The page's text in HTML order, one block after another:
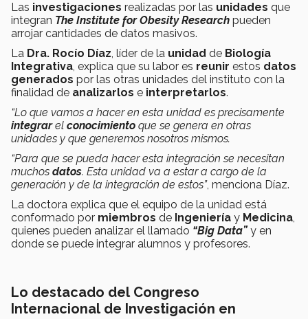
Las investigaciones realizadas por las unidades que
integran The Institute for Obesity Research pueden
arrojar cantidades de datos masivos.
La Dra. Rocío Díaz, líder de la unidad de Biología
Integrativa, explica que su labor es reunir estos datos
generados por las otras unidades del instituto con la
finalidad de analizarlos e interpretarlos.
“Lo que vamos a hacer en esta unidad es precisamente
integrarel conocimiento que se genera en otras
unidades y que generemos nosotros mismos.
“Para que se pueda hacer esta integración se necesitan
muchos datos. Esta unidad va a estar a cargo de la
generación y de la integración de estos”, menciona Díaz.
La doctora explica que el equipo de la unidad está
conformado por miembros de ngeniería y Medicina,
quienes pueden analizar el llamado “Big Data” y en
donde se puede integrar alumnos y profesores.
Lo destacado del Congreso
Internacional de Investigación en